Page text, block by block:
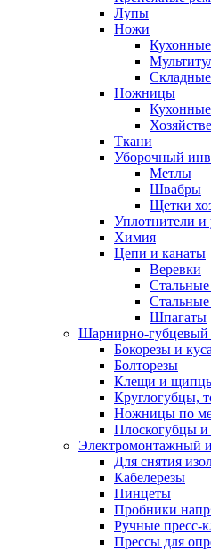
Лупы
Ножи
Кухонные
Складные
Ножницы
Кухонные
Ткани
Уборочный
Метлы
Швабры
Щетки
Уплотнители и
Химия
Цепи и канаты
Веревки
Шпагаты
Шарнирно-губцевый
Бокорезы и
Болторезы
Клещи и
Круглогубцы,
Ножницы по
Плоскогубцы и
Электромонтажный
Для снятия
Кабелерезы
Пинцеты
Пробники
Ручные пресс-
Прессы для